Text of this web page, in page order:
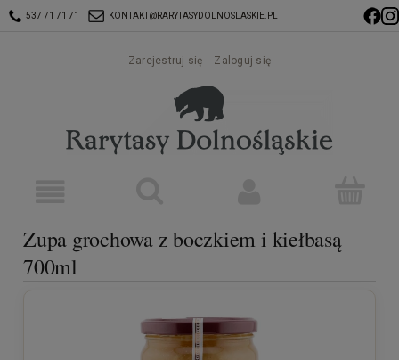
537 71 71 71 KONTAKT@RARYTASYDOLNOSLASKIE.PL
Zarejestruj się Zaloguj się
Zupa grochowa z boczkiem i kiełbasą
700ml